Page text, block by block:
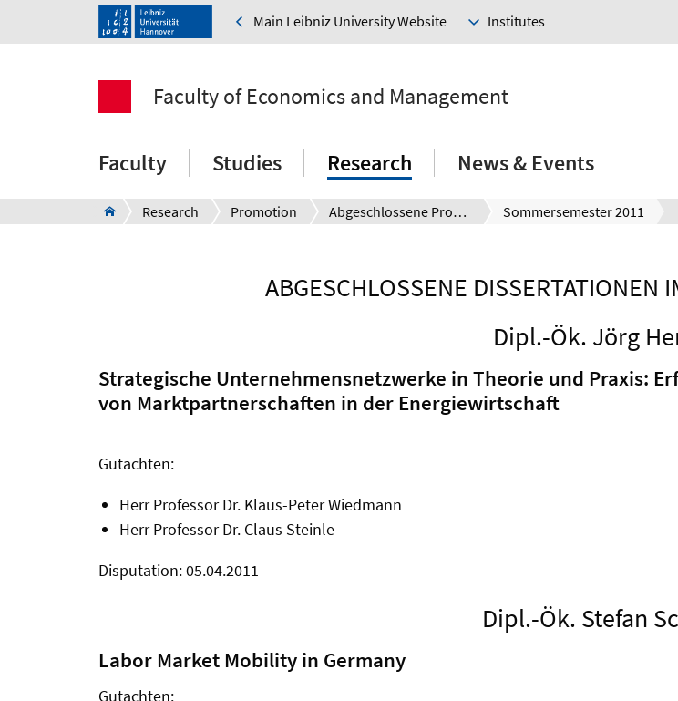
Main Leibniz University Website Institutes
Faculty of Economics and Management
Faculty Studies Research News & Events
Research Promotion Abgeschlossene Promotionen Sommersemester 2011
ABGESCHLOSSENE DISSERTATIONEN
Dipl.-Ök. Jörg
Strategische Unternehmensnetzwerke in Theorie und Praxis:
von Marktpartnerschaften in der Energiewirtschaft
Gutachten:
Herr Professor Dr. Klaus-Peter Wiedmann
Herr Professor Dr. Claus Steinle
Disputation: 05.04.2011
Dipl.-Ök. Stefan
Labor Market Mobility in Germany
Gutachten: